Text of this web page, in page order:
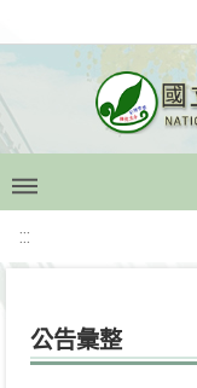
:::
公告彙整